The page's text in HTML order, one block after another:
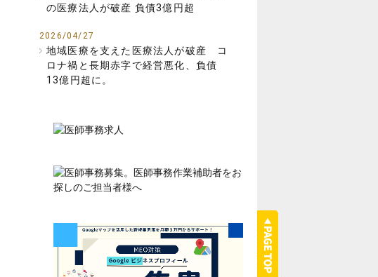
の医療法人が破産 負債3億円超
2026/04/27
地域医療を支えた医療法人が破産 コ
ロナ禍と長期赤字で経営悪化、負債
13億円超に。